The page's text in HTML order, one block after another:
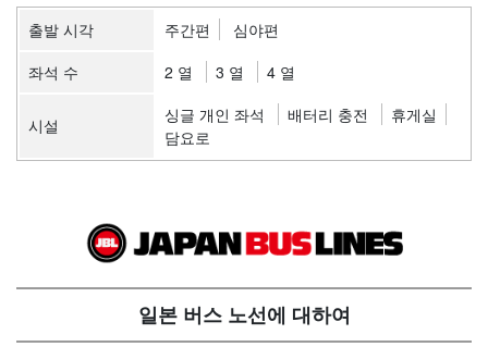
출발 시각 주간편
심야편
좌석 수
2 열 3 열 4 열
시설 싱글 개인 좌석 배터리 충전
휴게실
담요로
일본 버스 노선에 대하여